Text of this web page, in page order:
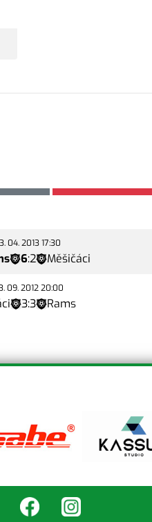
04. 2013 17:30
6:2 Měšičáci
09. 2012 20:00
3:3 Rams